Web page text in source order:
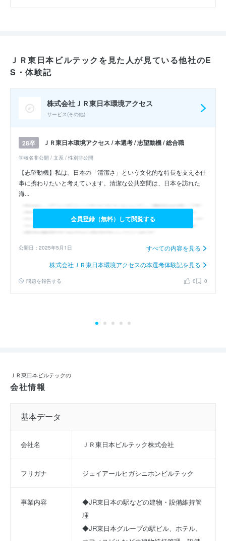
ＪＲ東日本ビルテックを見た人が見ている他社のE
S・体験記
株式会社ＪＲ東日本環境アクセス
サービス(その他)
28卒 ＪＲ東日本環境アクセス / 本選考 / 志望動機 / 総合職
学校名非公開 / 文系 / 性別非公開
【志望動機】私は、日本の「清潔さ」という文化的な特長を支える仕
事に携わりたいと考えています。清潔な公共空間は、日本を訪れた
海...
会員登録（無料）して閲覧する
公開日：2025年5月1日
すべての内容を見る
株式会社ＪＲ東日本環境アクセスの本選考体験記を見る
問題を報告する 0 0
ＪＲ東日本ビルテックの
会社情報
基本データ
会社名 ＪＲ東日本ビルテック株式会社
フリガナ ジェイアールヒガシニホンビルテック
事業内容
◆JR東日本の駅などの建物・設備維持管
理
◆JR東日本グループの駅ビル、ホテル、